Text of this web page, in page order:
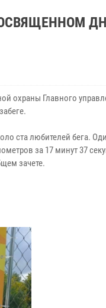
охраны Главного
ста любителей бега.
за 17 минут 37
зачете.